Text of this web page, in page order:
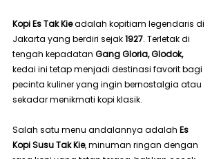
Kopi Es Tak Kie adalah kopitiam legendaris di
Jakarta yang berdiri sejak 1927. Terletak di
tengah kepadatan Gang Gloria, Glodok,
kedai ini tetap menjadi destinasi favorit bagi
pecinta kuliner yang ingin bernostalgia atau
sekadar menikmati kopi klasik.
Salah satu menu andalannya adalah Es
Kopi Susu Tak Kie, minuman ringan dengan